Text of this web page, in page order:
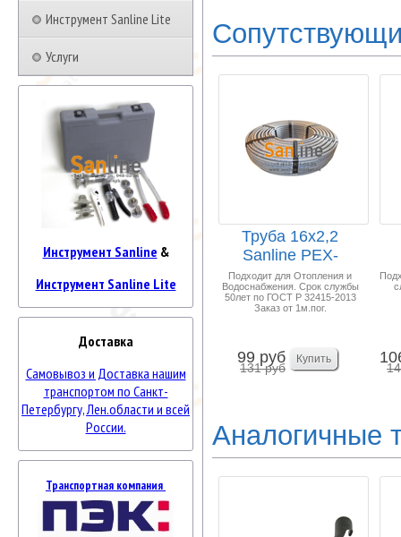
Инструмент Sanline Lite
Услуги
Инструмент Sanline &
Инструмент Sanline Lite
Доставка
Самовывоз и Доставка нашим
транспортом по Санкт-
Петербургу, Лен.области и всей
России.
Транспортная компания
Труба 16х2,2
Sanline PEX-
a/EVOH 100м
"Универсал...
Подходит для Отопления и
Водоснабжения. Срок службы
50лет по ГОСТ Р 32415-2013
Заказ от 1м.пог.
99 руб
131 руб
Аналогичные